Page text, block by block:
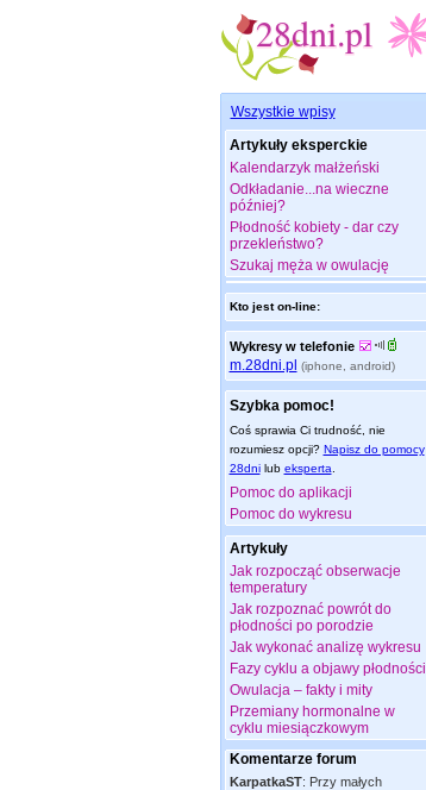
Wszystkie wpisy
Artykuły eksperckie
Kalendarzyk małżeński
Odkładanie...na wieczne
później?
Płodność kobiety - dar czy
przekleństwo?
Szukaj męża w owulację
Kto jest on-line:
Wykresy w telefonie
m.28dni.pl (iphone, android)
Szybka pomoc!
Coś sprawia Ci trudność, nie
rozumiesz opcji? Napisz do pomocy
28dnilub eksperta
Pomoc do aplikacji
Pomoc do wykresu
Artykuły
Jak rozpocząć obserwacje
temperatury
Jak rozpoznać powrót do
płodności po porodzie
Jak wykonać analizę wykresu
Fazy cyklu a objawy płodności
Owulacja – fakty i mity
Przemiany hormonalne w
cyklu miesiączkowym
Komentarze forum
KarpatkaST: Przy małych